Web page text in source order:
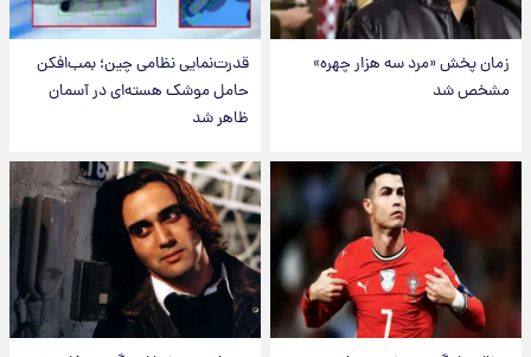
زمان پخش «مرد سه هزار چهره»
مشخص شد
قدرت‌نمایی نظامی چین؛ بمب‌افکن
حامل موشک هسته‌ای در آسمان
ظاهر شد